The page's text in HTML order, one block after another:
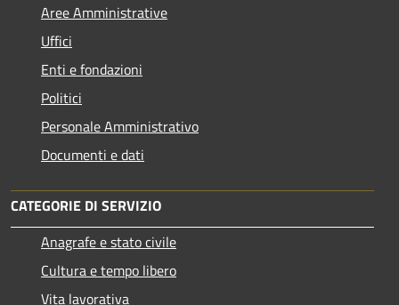
Aree Amministrative
Uffici
Enti e fondazioni
Politici
Personale Amministrativo
Documenti e dati
CATEGORIE DI SERVIZIO
Anagrafe e stato civile
Cultura e tempo libero
Vita lavorativa